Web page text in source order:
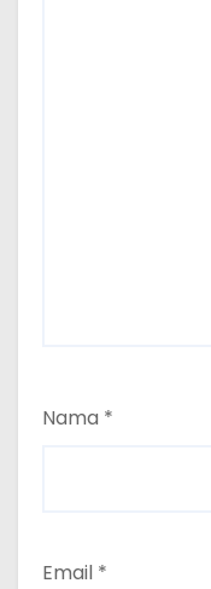
Nama *
Email *